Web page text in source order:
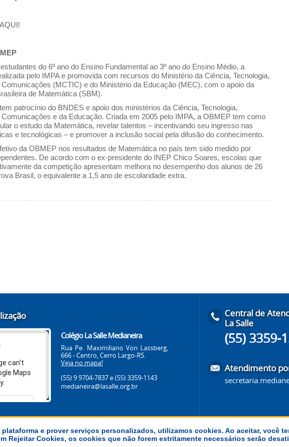
AQUI!
do 6º ano do Ensino Fundamental ao 3º ano do Ensino Médio, a
pelo IMPA e promovida com recursos do Ministério da Ciência, Tecnologia,
(MCTIC) e do Ministério da Educação (MEC), com o apoio da
de Matemática (SBM).
patrocínio do BNDES e apoio dos ministérios da Ciência, Tecnologia,
e da Educação. Criada em 2005 pelo IMPA, a OBMEP tem como
o estudo da Matemática, revelar talentos – incentivando seu ingresso nas
e tecnológicas – e promover a inclusão social pela difusão do conhecimento.
da OBMEP nos resultados de Matemática no país tem sido medido por
De acordo com o ex-presidente do INEP Chico Soares, escolas que
da competição apresentam melhora no desempenho dos alunos de 26
Brasil, o equivalente a 1,5 ano de escolaridade extra.
can't
Maps
OK
Colégio La Salle Medianeira
Rua Pe. Maximiliano Von Lassberg,
666 - Centro, Cerro Largo-RS.
Veja no mapa!
(55) 9 9704-7837e (55) 3359-1143
plataforma e prover serviços personalizados, utilizamos cookies. Ao aceitar, você
Rejeitar Cookies, os cookies que não forem estritamente necessários serão
medianeira@lasalle.org.br
Central de
La Salle
(55) 3359-
Atendimento
Brasil-Chile